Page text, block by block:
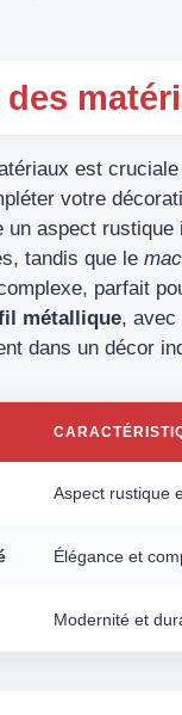
est
votre
un aspect rustique
tandis que le
parfait
métallique, avec
dans un décor
Aspect rustique
Élégance et
Modernité et